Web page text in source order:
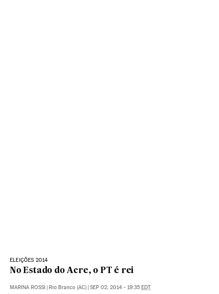
ELEIÇÕES 2014
No Estado do Acre, o PT é rei
MARINA ROSSI | Rio Branco (AC) | SEP 02, 2014 - 19:35 EDT